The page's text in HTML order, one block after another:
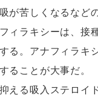
が苦しくなるなど
ィラキシーは、接
る。アナフィラキ
ることが大事だ。
える吸入ステロイ